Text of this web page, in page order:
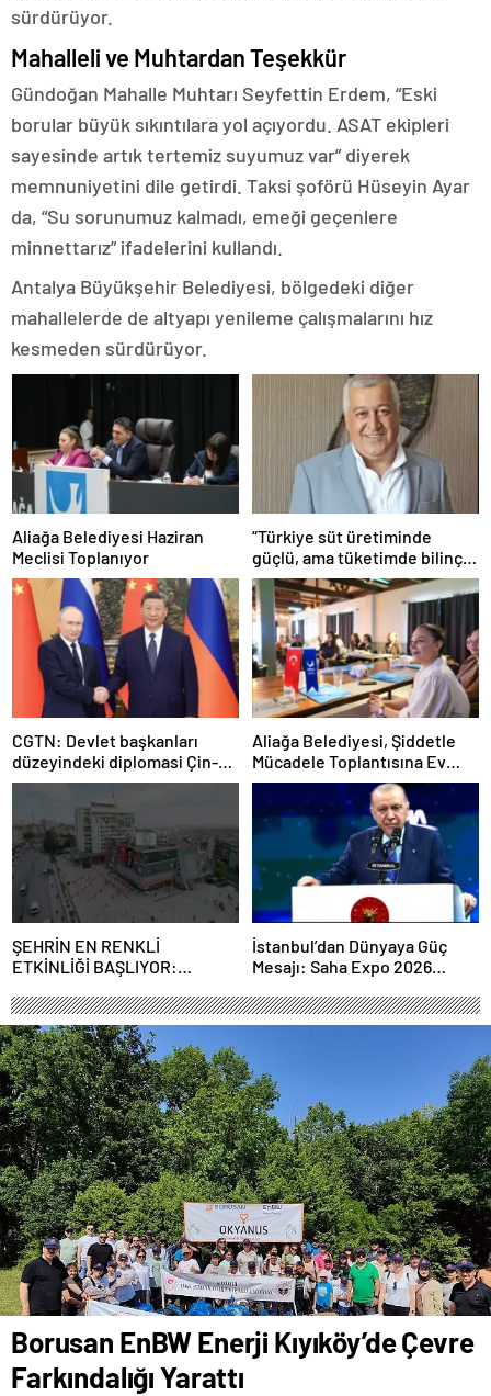
sürdürüyor.
Mahalleli ve Muhtardan Teşekkür
Gündoğan Mahalle Muhtarı Seyfettin Erdem, “Eski
borular büyük sıkıntılara yol açıyordu. ASAT ekipleri
sayesinde artık tertemiz suyumuz var” diyerek
memnuniyetini dile getirdi. Taksi şoförü Hüseyin Ayar
da, “Su sorunumuz kalmadı, emeği geçenlere
minnettarız” ifadelerini kullandı.
Antalya Büyükşehir Belediyesi, bölgedeki diğer
mahallelerde de altyapı yenileme çalışmalarını hız
kesmeden sürdürüyor.
Aliağa Belediyesi Haziran
Meclisi Toplanıyor
“Türkiye süt üretiminde
güçlü, ama tüketimde bilinç
şart”
CGTN: Devlet başkanları
düzeyindeki diplomasi Çin-
Rusya arasındaki büyüyen
ortaklığı güçlendiriyor
Aliağa Belediyesi, Şiddetle
Mücadele Toplantısına Ev
Sahipliği Yaptı
ŞEHRİN EN RENKLİ
ETKİNLİĞİ BAŞLIYOR:
FESTİVALİ” HEYECANI
GAZİOSMANPAŞA’DA
YAŞANACAK
İstanbul’dan Dünyaya Güç
Mesajı: Saha Expo 2026
Borusan EnBW Enerji Kıyıköy’de Çevre
Farkındalığı Yarattı